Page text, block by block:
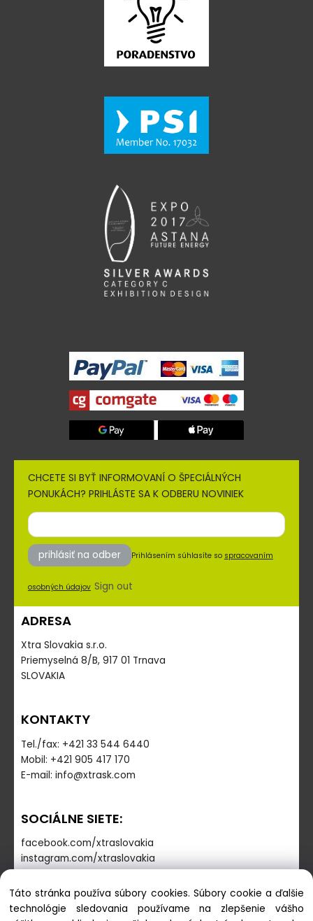
CHCETE SI BYŤ INFORMOVANÍ O ŠPECIÁLNÝCH
PONUKÁCH? PRIHLÁSTE SA K ODBERU NOVINIEK
prihlásiť na odber Prihlásením súhlasíte so spracovaním
osobných údajov Sign out
ADRESA
Xtra Slovakia s.r.o.
Priemyselná 8/B, 917 01 Trnava
SLOVAKIA
KONTAKTY
Tel./fax: +421 33 544 6440
Mobil: +421 905 417 170
E-mail: info@xtrask.com
SOCIÁLNE SIETE:
facebook.com/xtraslovakia
instagram.com/xtraslovakia
PREVÁDZKOVÁ DOBA
Táto stránka používa súbory cookies. Súbory cookie a ďalšie
technológie sledovania používame na zlepšenie vášho